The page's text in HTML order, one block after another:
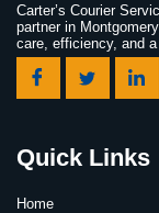
Carter’s Courier
partner in
care, efficiency, and
Quick Links
Home